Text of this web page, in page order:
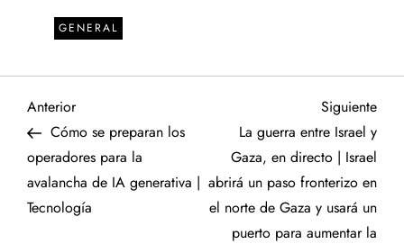
GENERAL
N
a
v
Entrada
anterior
Anterior
Cómo se preparan los
operadores para la
avalancha de IA generativa |
Tecnología
Siguiente
La guerra entre Israel y
Gaza, en directo | Israel
abrirá un paso fronterizo en
el norte de Gaza y usará un
puerto para aumentar la